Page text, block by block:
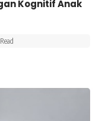
Kognitif Anak